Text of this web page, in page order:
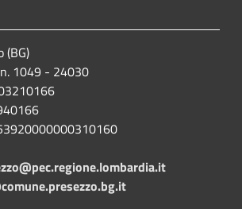
(BG)
1049 - 24030